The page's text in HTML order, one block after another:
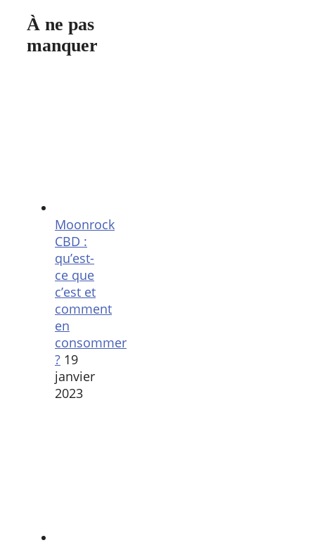
À ne pas
manquer
Moonrock
CBD :
qu’est-
ce que
c’est et
comment
en
consommer
? 19
janvier
2023